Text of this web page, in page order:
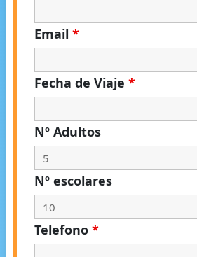
Email *
Fecha de Viaje *
Nº Adultos
Nº escolares
Telefono *